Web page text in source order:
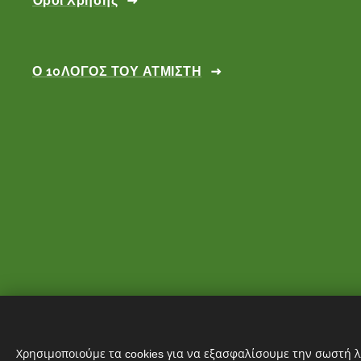
Ο 10ΛΟΓΟΣ ΤΟΥ ΑΤΜΙΣΤΗ
Χρησιμοποιούμε τα cookies για να εξασφαλίσουμε την σωστή